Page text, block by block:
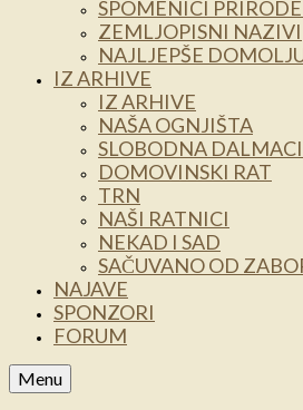
SPOMENICI
ZEMLJOPISNI NAZIVI
NAJLJEPŠE
IZ ARHIVE
IZ ARHIVE
NAŠA OGNJIŠTA
SLOBODNA
DOMOVINSKI RAT
TRN
NAŠI RATNICI
NEKAD I SAD
SAČUVANO OD
NAJAVE
SPONZORI
FORUM
Menu